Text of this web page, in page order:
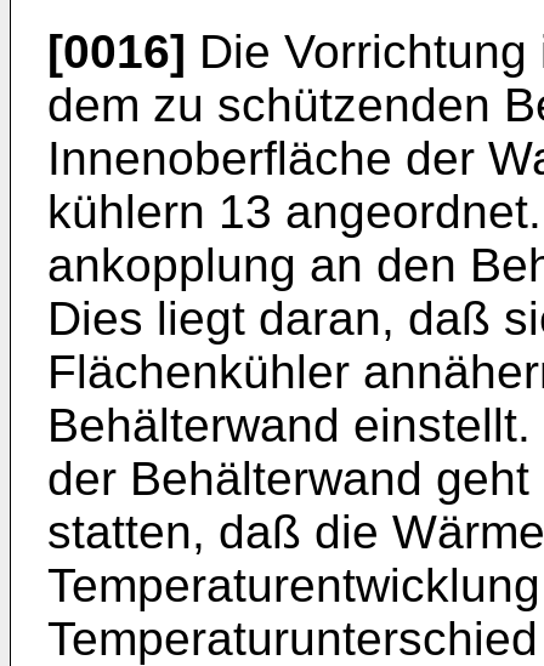
[0016] Die
dem zu schützenden
Innen­oberfläche der
kühlern 13
ankopplung an den
Dies liegt daran, daß
Flächenkühler
Behälterwand
der Behälterwand
statten, daß die